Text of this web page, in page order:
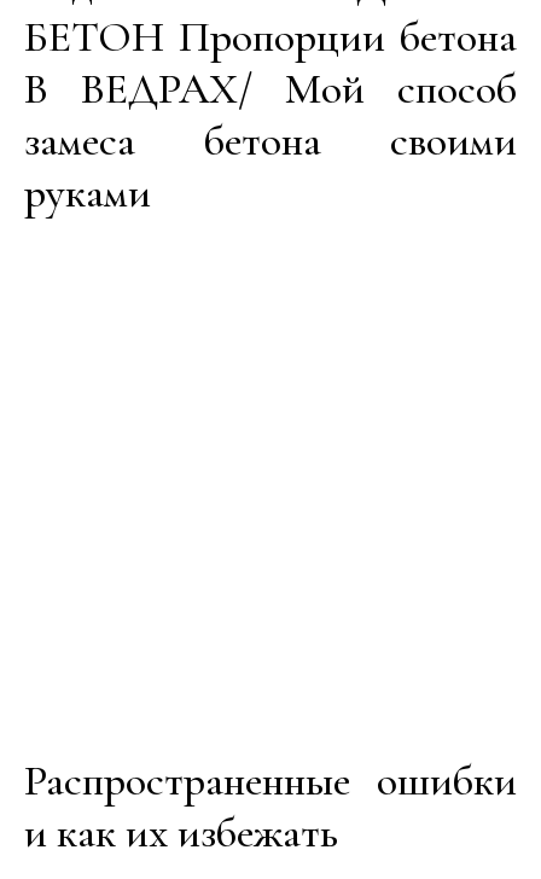
БЕТОН Пропорции бетона
В ВЕДРАХ/ Мой способ
замеса бетона своими
руками
Распространенные ошибки
и как их избежать